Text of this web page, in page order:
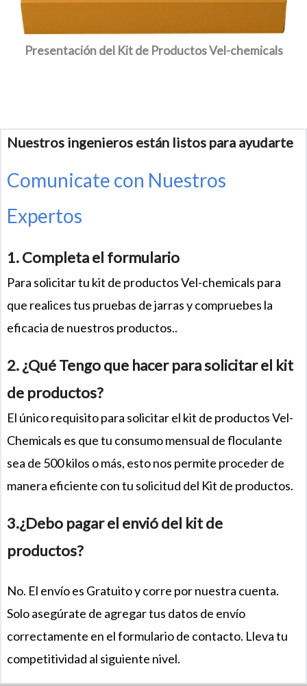
Presentación del Kit de Productos Vel-chemicals
Nuestros ingenieros están listos para ayudarte
Comunicate con Nuestros
Expertos
1. Completa el formulario
Para solicitar tu kit de productos Vel-chemicals para
que realices tus pruebas de jarras y compruebes la
eficacia de nuestros productos..
2. ¿Qué Tengo que hacer para solicitar el kit
de productos?
El único requisito para solicitar el kit de productos Vel-
Chemicals es que tu consumo mensual de floculante
sea de 500 kilos o más, esto nos permite proceder de
manera eficiente con tu solicitud del Kit de productos.
3.¿Debo pagar el envió del kit de
productos?
No. El envío es Gratuito y corre por nuestra cuenta.
Solo asegúrate de agregar tus datos de envío
correctamente en el formulario de contacto. Lleva tu
competitividad al siguiente nivel.